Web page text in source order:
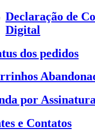
Declaração de
Digital
dos pedidos
por
e Contatos